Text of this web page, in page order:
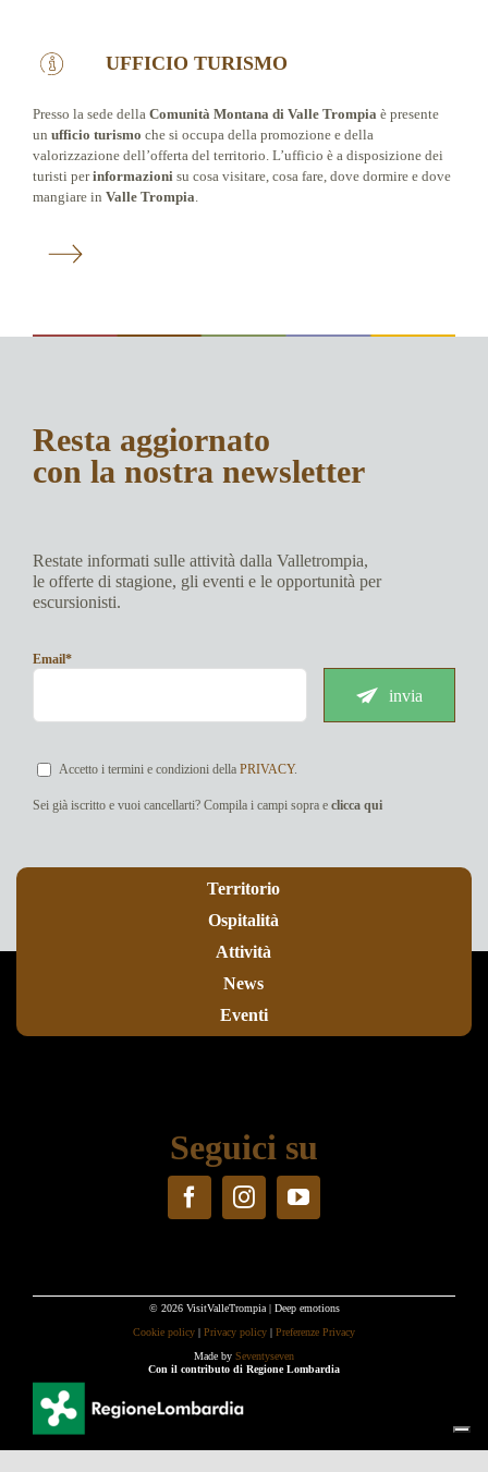
UFFICIO TURISMO
Presso la sede della Comunità Montana di Valle Trompia è presente
un ufficio turismo che si occupa della promozione e della
valorizzazione dell’offerta del territorio. L’ufficio è a disposizione dei
turisti perinformazioni su cosa visitare, cosa fare, dove dormire e dove
mangiare in Valle Trompia
Resta aggiornato
con la nostra newsletter
Restate informati sulle attività dalla Valletrompia,
le offerte di stagione, gli eventi e le opportunità per
escursionisti.
Email*
invia
Accetto i termini e condizioni della PRIVACY.
Sei già iscritto e vuoi cancellarti? Compila i campi sopra e clicca qui
Territorio
Ospitalità
Attività
News
Eventi
Seguici su
© 2026 VisitValleTrompia | Deep emotions
Cookie policy | Privacy policy | Preferenze Privacy
Made by Seventyseven
Con il contributo di Regione Lombardia